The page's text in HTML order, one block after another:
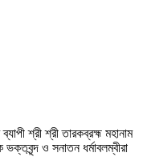
শ্রী শ্রী তারকব্রহ্ম মহানাম
ও সনাতন ধর্মাবলম্বীরা